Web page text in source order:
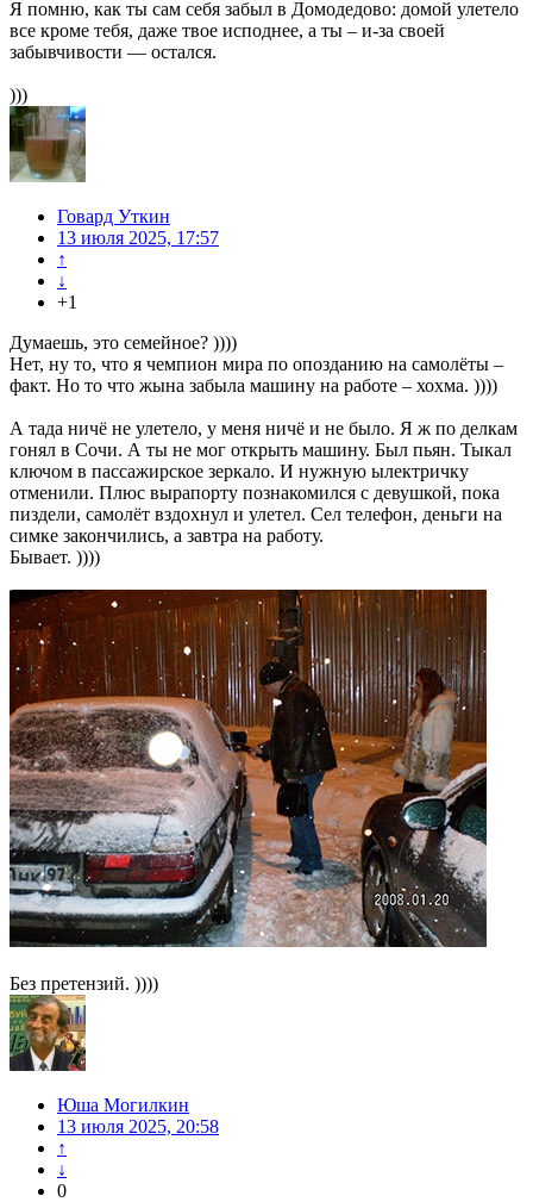
Я помню, как ты сам себя забыл в Домодедово: домой улетело
все кроме тебя, даже твое исподнее, а ты – и-за своей
забывчивости — остался.
)))
Говард Уткин
13 июля 2025, 17:57
↑
↓
+1
Думаешь, это семейное? ))))
Нет, ну то, что я чемпион мира по опозданию на самолёты –
факт. Но то что жына забыла машину на работе – хохма. ))))
А тада ничё не улетело, у меня ничё и не было. Я ж по делкам
гонял в Сочи. А ты не мог открыть машину. Был пьян. Тыкал
ключом в пассажирское зеркало. И нужную ылектричку
отменили. Плюс вырапорту познакомился с девушкой, пока
пиздели, самолёт вздохнул и улетел. Сел телефон, деньги на
симке закончились, а завтра на работу.
Бывает. ))))
Без претензий. ))))
Юша Могилкин
13 июля 2025, 20:58
↑
↓
0